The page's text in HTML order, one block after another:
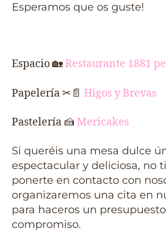
Esperamos que os guste!
Espacio🏡Restaurante 1881
Papelería ✂📄 Higos y Brevas
Pastelería 🍰 Mericakes
Si queréis una mesa dulce
espectacular y deliciosa, no
ponerte en contacto con
organizaremos una cita en
para haceros un
compromiso.